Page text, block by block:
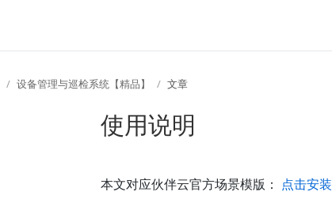
设备管理与巡检系统【精品】 文章
使用说明
本文对应伙伴云官方场景模版： 点击安装